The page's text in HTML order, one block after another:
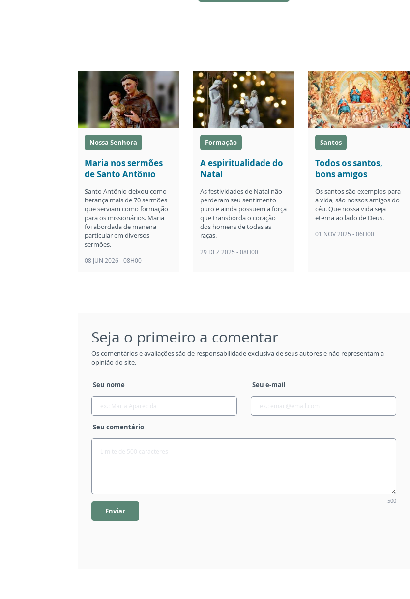
Nossa Senhora
Maria nos sermões
de Santo Antônio
Santo Antônio deixou como
herança mais de 70 sermões
que serviam como formação
para os missionários. Maria
foi abordada de maneira
particular em diversos
sermões.
08 JUN 2026 - 08H00
Formação
A espiritualidade do
Natal
As festividades de Natal não
perderam seu sentimento
puro e ainda possuem a força
que transborda o coração
dos homens de todas as
raças.
29 DEZ 2025 - 08H00
Santos
Todos os santos,
bons amigos
Os santos são exemplos para
a vida, são nossos amigos do
céu. Que nossa vida seja
eterna ao lado de Deus.
01 NOV 2025 - 06H00
Seja o primeiro a comentar
Os comentários e avaliações são de responsabilidade exclusiva de seus autores e não representam a
opinião do site.
Seu nome Seu e-mail
Seu comentário
500
Enviar